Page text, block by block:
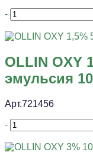
-
OLLIN OXY
эмульсия
Арт.721456
-